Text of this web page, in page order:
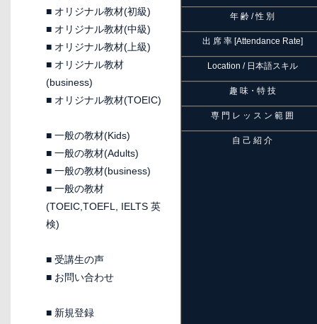
■ オリジナル教材(初級)
■ オリジナル教材(中級)
■ オリジナル教材(上級)
■ オリジナル教材
(business)
■ オリジナル教材(TOEIC)
■ 一般の教材(Kids)
■ 一般の教材(Adults)
■ 一般の教材(business)
■ 一般の教材
(TOEIC,TOEFL, IELTS 英
検)
■ 受講生の声
■ お問い合わせ
■ 新規登録
年 齢 / 性 別
出 席 率 [Attendance Rate]
Location / 日本語スキル
趣 味・特 技
専 門 レ ッ ス ン 範 囲
自 己 紹 介